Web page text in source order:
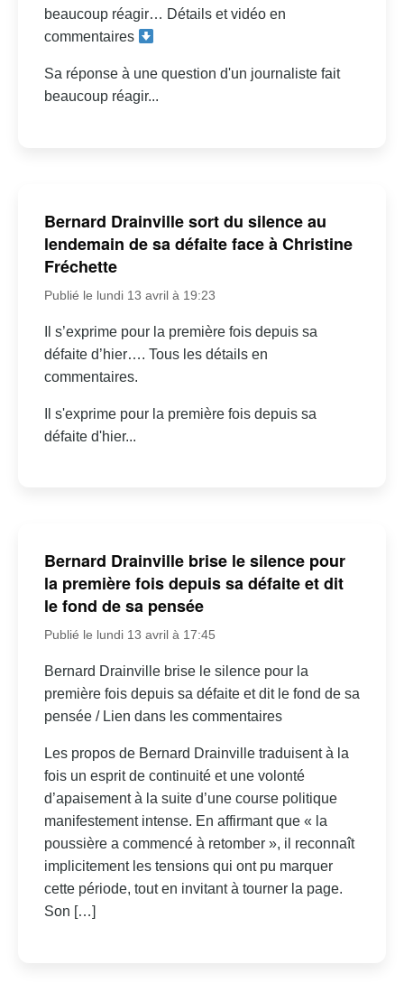
beaucoup réagir… Détails et vidéo en
commentaires
Sa réponse à une question d'un journaliste fait
beaucoup réagir...
Bernard Drainville sort du silence au
lendemain de sa défaite face à Christine
Fréchette
Publié le lundi 13 avril à 19:23
Il s’exprime pour la première fois depuis sa
défaite d’hier…. Tous les détails en
commentaires.
Il s'exprime pour la première fois depuis sa
défaite d'hier...
Bernard Drainville brise le silence pour
la première fois depuis sa défaite et dit
le fond de sa pensée
Publié le lundi 13 avril à 17:45
Bernard Drainville brise le silence pour la
première fois depuis sa défaite et dit le fond de sa
pensée / Lien dans les commentaires
Les propos de Bernard Drainville traduisent à la
fois un esprit de continuité et une volonté
d’apaisement à la suite d’une course politique
manifestement intense. En affirmant que « la
poussière a commencé à retomber », il reconnaît
implicitement les tensions qui ont pu marquer
cette période, tout en invitant à tourner la page.
Son […]